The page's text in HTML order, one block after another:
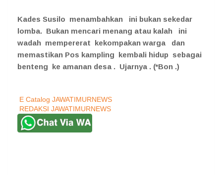
Kades Susilo menambahkan ini bukan sekedar
lomba. Bukan mencari menang atau kalah ini
wadah mempererat kekompakan warga dan
memastikan Pos kampling kembali hidup sebagai
benteng ke amanan desa . Ujarnya . (*Bon .)
E Catalog JAWATIMURNEWS
REDAKSI JAWATIMURNEWS